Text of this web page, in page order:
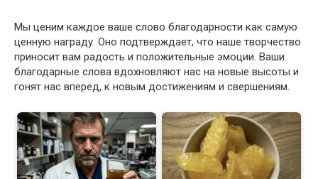
Мы ценим каждое ваше слово благодарности как самую
ценную награду. Оно подтверждает, что наше творчество
приносит вам радость и положительные эмоции. Ваши
благодарные слова вдохновляют нас на новые высоты и
гонят нас вперед, к новым достижениям и свершениям.